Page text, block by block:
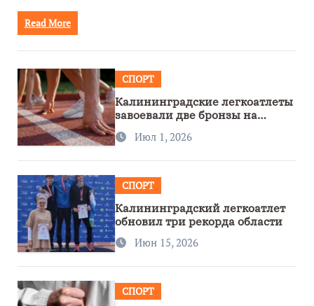
Read More
СПОРТ
Калининградские легкоатлеты
завоевали две бронзы на
первенстве России
Июл 1, 2026
СПОРТ
Калининградский легкоатлет
обновил три рекорда области
Июн 15, 2026
СПОРТ